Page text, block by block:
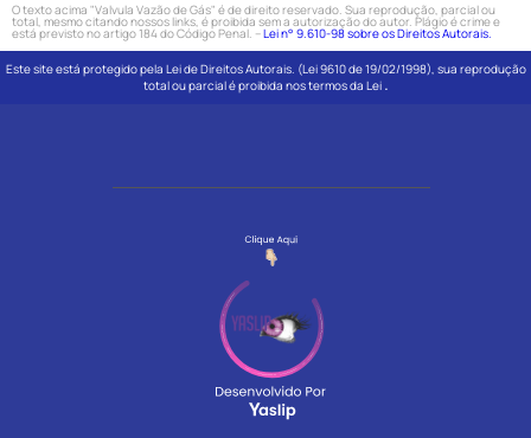
O texto acima "Valvula Vazão de Gás" é de direito reservado. Sua reprodução, parcial ou
total, mesmo citando nossos links, é proibida sem a autorização do autor. Plágio é crime e
está previsto no artigo 184 do Código Penal. –Lei n° 9.610-98 sobre os Direitos Autorais.
Este site está protegido pela Lei de Direitos Autorais. (Lei 9610 de 19/02/1998), sua reprodução
total ou parcial é proibida nos termos da Lei .